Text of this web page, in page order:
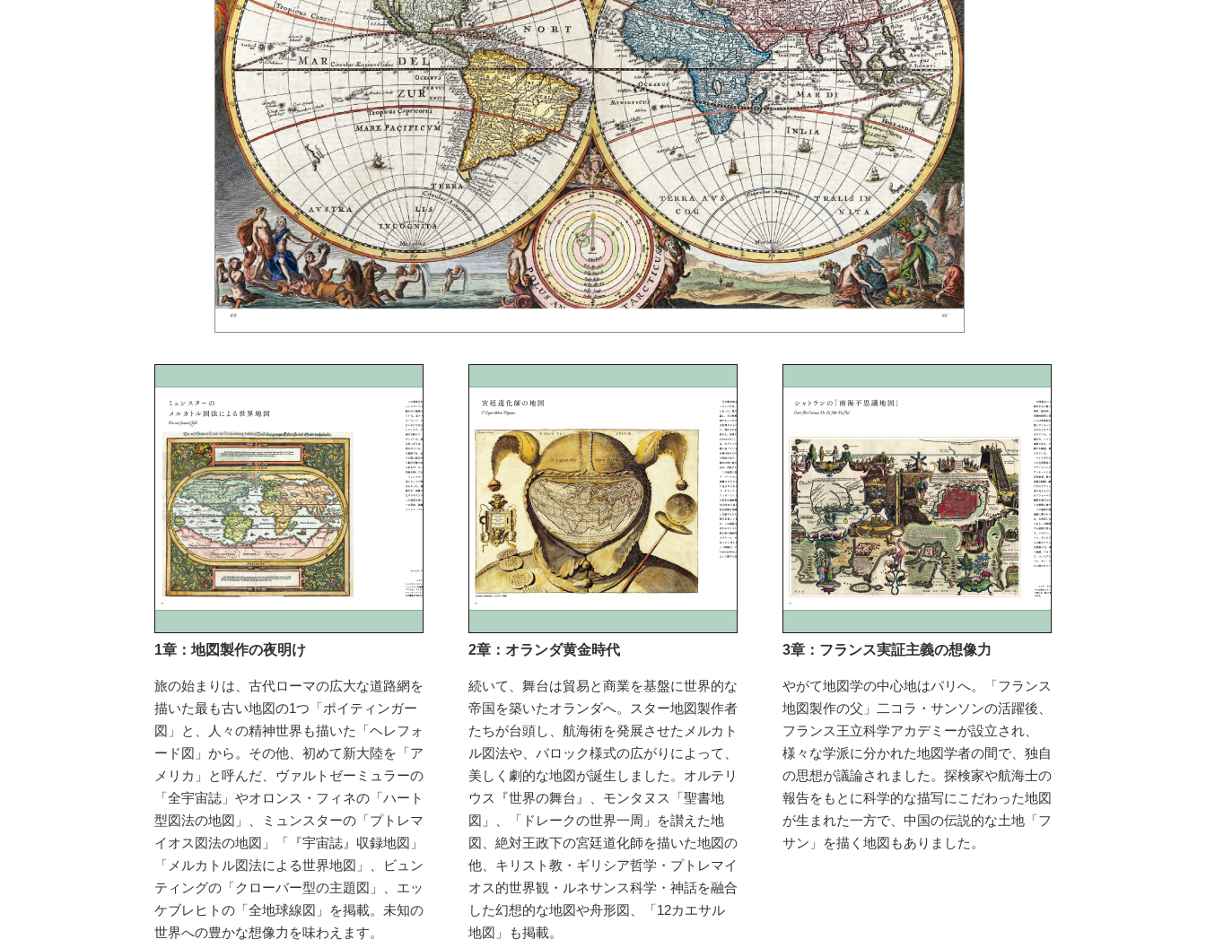
1章：地図製作の夜明け
旅の始まりは、古代ローマの広大な道路網を
描いた最も古い地図の1つ「ポイティンガー
図」と、人々の精神世界も描いた「ヘレフォ
ード図」から。その他、初めて新大陸を「ア
メリカ」と呼んだ、ヴァルトゼーミュラーの
「全宇宙誌」やオロンス・フィネの「ハート
型図法の地図」、ミュンスターの「プトレマ
イオス図法の地図」「『宇宙誌』収録地図」
「メルカトル図法による世界地図」、ビュン
ティングの「クローバー型の主題図」、エッ
ケブレヒトの「全地球線図」を掲載。未知の
世界への豊かな想像力を味わえます。
2章：オランダ黄金時代
続いて、舞台は貿易と商業を基盤に世界的な
帝国を築いたオランダへ。スター地図製作者
たちが台頭し、航海術を発展させたメルカト
ル図法や、バロック様式の広がりによって、
美しく劇的な地図が誕生しました。オルテリ
ウス『世界の舞台』、モンタヌス「聖書地
図」、「ドレークの世界一周」を讃えた地
図、絶対王政下の宮廷道化師を描いた地図の
他、キリスト教・ギリシア哲学・プトレマイ
オス的世界観・ルネサンス科学・神話を融合
した幻想的な地図や舟形図、「12カエサル
地図」も掲載。
3章：フランス実証主義の想像力
やがて地図学の中心地はパリへ。「フランス
地図製作の父」二コラ・サンソンの活躍後、
フランス王立科学アカデミーが設立され、
様々な学派に分かれた地図学者の間で、独自
の思想が議論されました。探検家や航海士の
報告をもとに科学的な描写にこだわった地図
が生まれた一方で、中国の伝説的な土地「フ
サン」を描く地図もありました。